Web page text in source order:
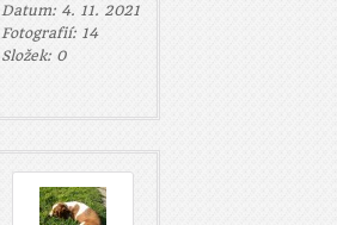
Datum: 4. 11. 2021
Fotografií: 14
Složek: 0